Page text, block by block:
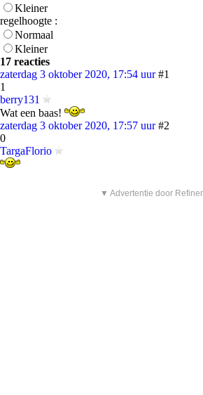
Kleiner
regelhoogte :
Normaal
Kleiner
17 reacties
zaterdag 3 oktober 2020, 17:54 uur #1
1
berry131
Wat een baas!
zaterdag 3 oktober 2020, 17:57 uur #2
0
TargaFlorio
▼ Advertentie door